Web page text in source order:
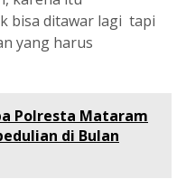
bisa ditawar lagi tapi
yang harus
Polresta Mataram
di Bulan